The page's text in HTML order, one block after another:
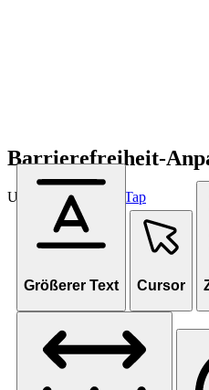
Barrierefreiheit-
Unterstützt von OneTap
Größerer Text Cursor